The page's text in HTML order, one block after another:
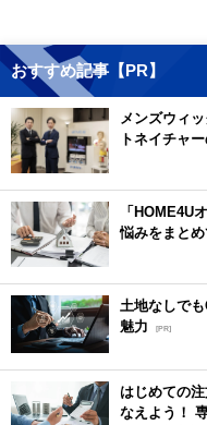
おすすめ記事【PR】
メンズウィ
トネイチャ
「HOME4U
悩みをまと
土地なしで
魅力
[PR]
はじめての
なえよう！